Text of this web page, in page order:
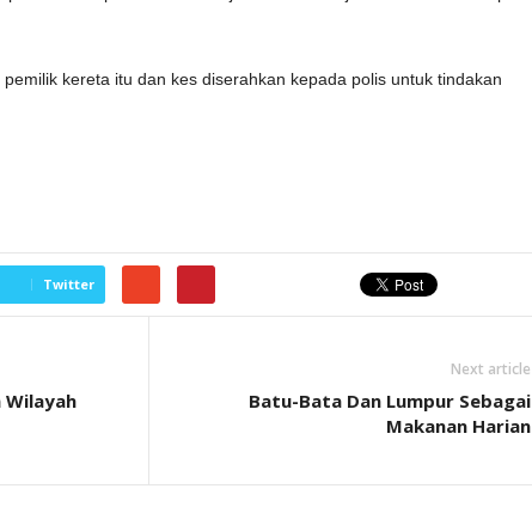
kereta itu dan kes diserahkan kepada polis untuk tindakan
Twitter
Wilayah
Next article
Batu-Bata Dan Lumpur Sebagai
Makanan Harian